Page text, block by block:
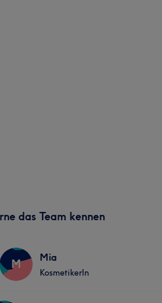
das Team kennen
M Mia
KosmetikerIn